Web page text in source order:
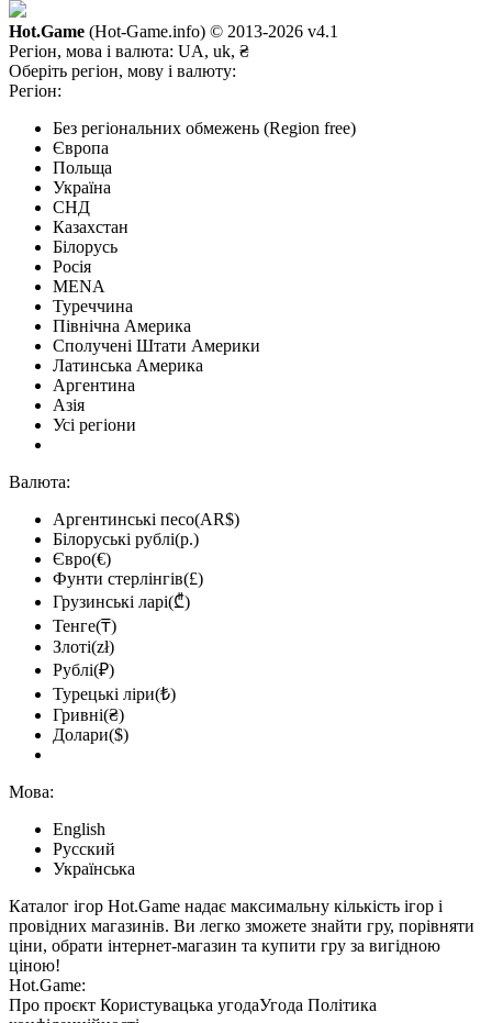
Hot.Game (Hot-Game.info) © 2013-2026 v4.1
Регіон, мова і валюта: UA, uk, ₴
Оберіть регіон, мову і валюту:
Регіон:
Без регіональних обмежень (Region free)
Європа
Польща
Україна
СНД
Казахстан
Білорусь
Росія
MENA
Туреччина
Північна Америка
Сполучені Штати Америки
Латинська Америка
Аргентина
Азія
Усі регіони
Валюта:
Аргентинські песо(AR$)
Білоруські рублі(р.)
Євро(€)
Фунти стерлінгів(£)
Грузинські ларі(₾)
Тенге(₸)
Злоті(zł)
Рублі(₽)
Турецькі ліри(₺)
Гривні(₴)
Долари($)
Мова:
English
Русский
Українська
Каталог ігор Hot.Game надає максимальну кількість ігор і
провідних магазинів. Ви легко зможете знайти гру, порівняти
ціни, обрати інтернет-магазин та купити гру за вигідною
ціною!
Hot.Game:
Про проєкт Користувацька угодаУгода Політика